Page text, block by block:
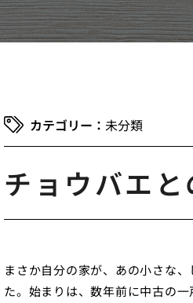
未分類
チョウバエ
まさか自分の家が、あの小さな
た。始まりは、数年前に中古の